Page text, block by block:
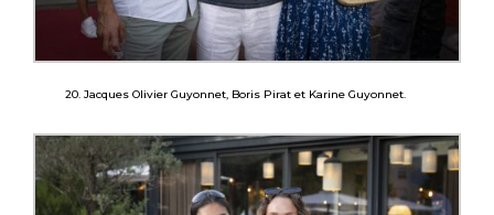
20. Jacques Olivier Guyonnet, Boris Pirat et Karine Guyonnet.